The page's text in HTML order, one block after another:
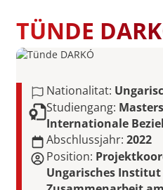
TÜNDE
Nationalitat:
Studiengang:
Internationale
Abschlussjahr: 2022
Position:
Ungarisches